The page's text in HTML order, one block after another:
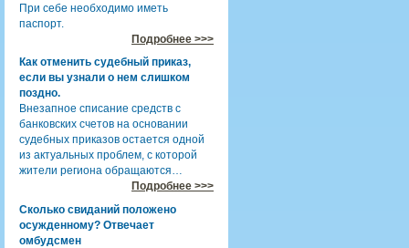
При себе необходимо иметь
паспорт.
Подробнее >>>
Как отменить судебный приказ,
если вы узнали о нем слишком
поздно.
Внезапное списание средств с
банковских счетов на основании
судебных приказов остается одной
из актуальных проблем, с которой
жители региона обращаются…
Подробнее >>>
Сколько свиданий положено
осужденному? Отвечает
омбудсмен